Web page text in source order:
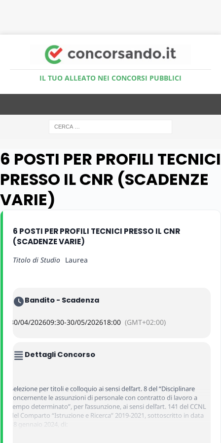
IL TUO ALLEATO NEI CONCORSI PUBBLICI
6 POSTI PER PROFILI TECNICI
PRESSO IL CNR (SCADENZE
VARIE)
6 POSTI PER PROFILI TECNICI PRESSO IL CNR
(SCADENZE VARIE)
Titolo di Studio Laurea
Bandito - Scadenza
30/04/202609:30-30/05/202618:00 (GMT+02:00)
Dettagli Concorso
Selezione per titoli e colloquio ai sensi dell’art. 8 del “Disciplinare
concernente le assunzioni di personale con contratto di lavoro a
tempo determinato”, per l’assunzione, ai sensi dell’art. 141 del CCNL
del Comparto “Istruzione e Ricerca” 2019-2021, sottoscritto in data
18 gennaio 2024, di: